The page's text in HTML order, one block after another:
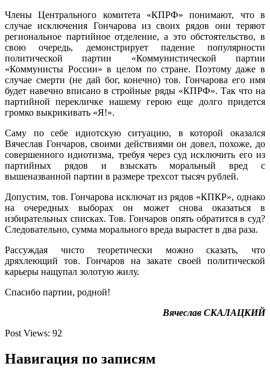
Члены Центрального комитета «КПРФ» понимают, что в
случае исключения Гончарова из своих рядов они теряют
региональное партийное отделение, а это обстоятельство, в
свою очередь, демонстрирует падение популярности
политической партии «Коммунистической партии
«Коммунисты России» в целом по стране. Поэтому даже в
случае смерти (не дай бог, конечно) тов. Гончарова его имя
будет навечно вписано в стройные ряды «КПРФ». Так что на
партийной перекличке нашему герою еще долго придется
громко выкрикивать «Я!».
Саму по себе идиотскую ситуацию, в которой оказался
Вячеслав Гончаров, своими действиями он довел, похоже, до
совершенного идиотизма, требуя через суд исключить его из
партийных рядов и взыскать моральный вред с
вышеназванной партии в размере трехсот тысяч рублей.
Допустим, тов. Гончарова исключат из рядов «КПКР», однако
на очередных выборах он может снова оказаться в
избирательных списках. Тов. Гончаров опять обратится в суд?
Следовательно, сумма морального вреда вырастет в два раза.
Рассуждая чисто теоретически можно сказать, что
дряхлеющий тов. Гончаров на закате своей политической
карьеры нащупал золотую жилу.
Спасибо партии, родной!
Вячеслав СКАЛАЦКИЙ
Post Views: 92
Навигация по записям